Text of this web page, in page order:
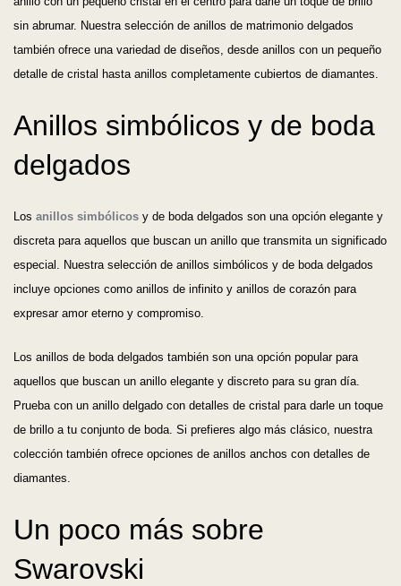
sin abrumar. Nuestra selección de anillos de matrimonio delgados
también ofrece una variedad de diseños, desde anillos con un pequeño
detalle de cristal hasta anillos completamente cubiertos de diamantes.
Anillos simbólicos y de boda
delgados
Los anillos simbólicos y de boda delgados son una opción elegante y
discreta para aquellos que buscan un anillo que transmita un significado
especial. Nuestra selección de anillos simbólicos y de boda delgados
incluye opciones como anillos de infinito y anillos de corazón para
expresar amor eterno y compromiso.
Los anillos de boda delgados también son una opción popular para
aquellos que buscan un anillo elegante y discreto para su gran día.
Prueba con un anillo delgado con detalles de cristal para darle un toque
de brillo a tu conjunto de boda. Si prefieres algo más clásico, nuestra
colección también ofrece opciones de anillos anchos con detalles de
diamantes.
Un poco más sobre
Swarovski